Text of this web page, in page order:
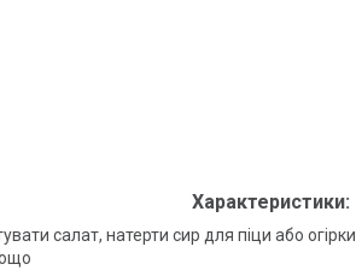
Характеристики:
салат, натерти сир для піци або